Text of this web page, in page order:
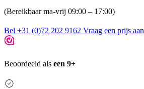
(Bereikbaar ma-vrij 09:00 – 17:00)
Bel +31 (0)72 202 9162 Vraag een prijs aan
Beoordeeld als een 9+